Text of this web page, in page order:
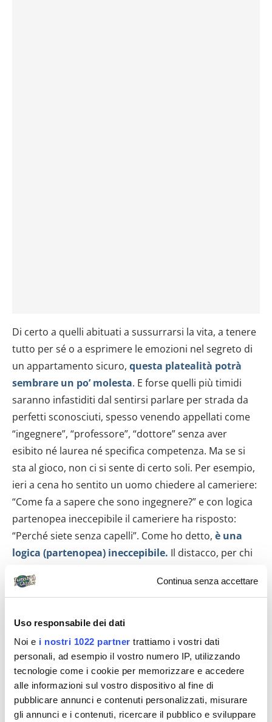
Continua senza accettare
Uso responsabile dei dati
Noi e i nostri 1022 partner trattiamo i vostri dati
personali, ad esempio il vostro numero IP, utilizzando
tecnologie come i cookie per memorizzare e accedere
alle informazioni sul vostro dispositivo al fine di
pubblicare annunci e contenuti personalizzati, misurare
gli annunci e i contenuti, ricercare il pubblico e sviluppare
Di certo a quelli abituati a sussurrarsi la vita, a tenere
tutto per sé o a esprimere le emozioni nel segreto di
un appartamento sicuro, questa platealità potrà
sembrare un po’ molesta. E forse quelli più timidi
saranno infastiditi dal sentirsi parlare per strada da
perfetti sconosciuti, spesso venendo appellati come
“ingegnere”, “professore”, “dottore” senza aver
esibito né laurea né specifica competenza. Ma se si
sta al gioco, non ci si sente di certo soli. Per esempio,
ieri a cena ho sentito un uomo chiedere al cameriere:
“Come fa a sapere che sono ingegnere?” e con logica
partenopea ineccepibile il cameriere ha risposto:
“Perché siete senza capelli”. Come ho detto, è una
logica (partenopea) ineccepibile. Il distacco, per chi
certamente vi si rivolgeranno a Napoli, che siate sul
mangiare o vi stiano inseguendo per avere due
spiccioli per un panino.
Cos’altro può dare fastidio di Napoli? Beh, di certo il
fatto che non sia esattamente il Giappone e che se
lasciate un oggetto incustodito difficilmente lo
ritroverete. O che potrete pensare di fare un affare